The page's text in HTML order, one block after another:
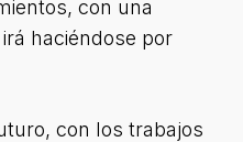
con una
haciéndose por
con los trabajos